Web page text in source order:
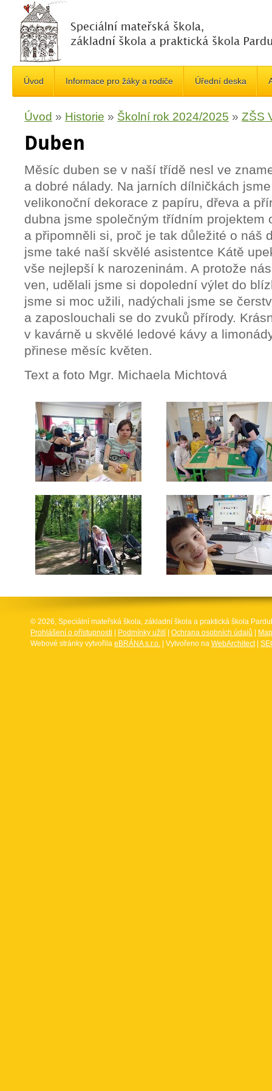
Úvod Informace pro žáky a rodiče Úřední deska
Úvod » Historie » Školní rok 2024/2025 » ZŠS
Duben
Měsíc duben se v naší třídě nesl ve
a dobré nálady. Na jarních dílničkách
velikonoční dekorace z papíru, dřeva a
dubna jsme společným třídním projektem
a připomněli si, proč je tak důležité o náš
jsme také naší skvělé asistentce Kátě
vše nejlepší k narozeninám. A protože
ven, udělali jsme si dopolední výlet do
jsme si moc užili, nadýchali jsme se
a zaposlouchali se do zvuků přírody.
v kavárně u skvělé ledové kávy a
přinese měsíc květen.
Text a foto Mgr. Michaela Michtová
© 2026, Speciální mateřská škola, základní škola a praktická škola
Prohlášení o přístupnosti
Podmínky užití Ochrana osobních údajů
Webové stránky vytvořila eBRÁNA s.r.o. | Vytvořeno na WebArchitect|